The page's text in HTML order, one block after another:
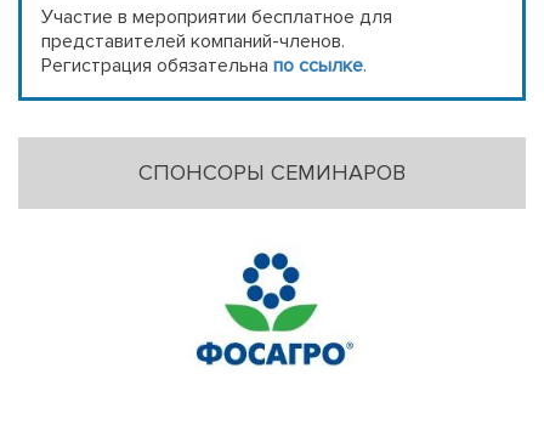
Участие в мероприятии бесплатное для
представителей компаний-членов.
Регистрация обязательна по ссылке.
СПОНСОРЫ СЕМИНАРОВ